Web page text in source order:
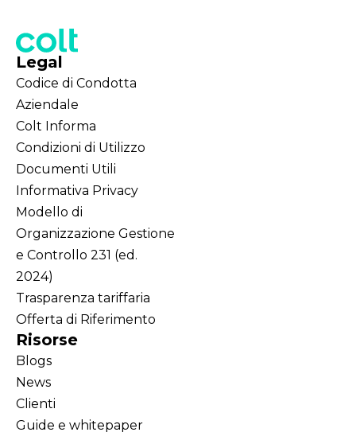
Legal
Codice di Condotta
Aziendale
Colt Informa
Condizioni di Utilizzo
Documenti Utili
Informativa Privacy
Modello di
Organizzazione Gestione
e Controllo 231 (ed.
2024)
Trasparenza tariffaria
Offerta di Riferimento
Risorse
Blogs
News
Clienti
Guide e whitepaper